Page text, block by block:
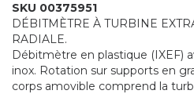
SKU 00375951
DÉBITMÈTRE À TURBINE
RADIALE.
Débitmètre en plastique (IXEF)
inox. Rotation sur supports en
corps amovible comprend la